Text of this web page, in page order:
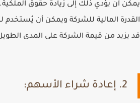
يمكن أن يؤدي ذلك إلى زيادة حقوق
القدرة المالية للشركة ويمكن أن يُستخدم
قد يزيد من قيمة الشركة على المدى
2. إعادة شراء الأسهم: